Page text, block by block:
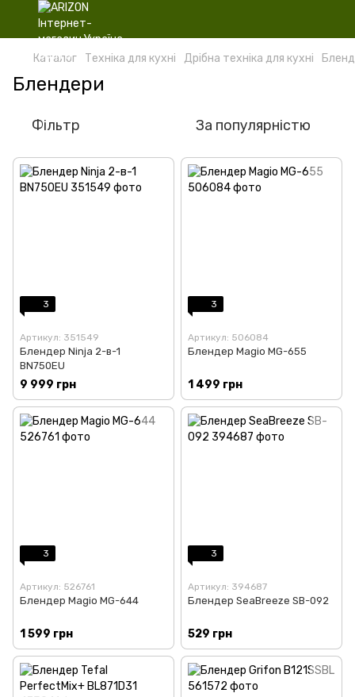
Каталог Техніка для кухні Дрібна техніка для кухні
Блендери
Фільтр За популярністю
3
Артикул: 351549
Блендер Ninja 2-в-1
BN750EU
9 999 грн
3
Артикул: 506084
Блендер Magio MG-655
1 499 грн
3
Артикул: 526761
Блендер Magio MG-644
1 599 грн
3
Артикул: 394687
Блендер SeaBreeze SB-092
529 грн